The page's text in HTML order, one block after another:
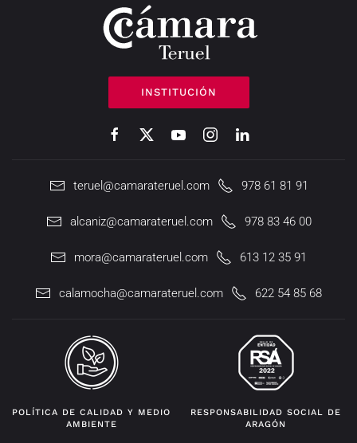
INSTITUCIÓN
teruel@camarateruel.com 978 61 81 91
alcaniz@camarateruel.com 978 83 46 00
mora@camarateruel.com 613 12 35 91
calamocha@camarateruel.com 622 54 85 68
POLÍTICA DE CALIDAD Y MEDIO
AMBIENTE
RESPONSABILIDAD SOCIAL DE
ARAGÓN